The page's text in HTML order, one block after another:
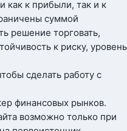
как к прибыли, так и к
суммой
решение торговать,
к риску, уровень
сделать работу с
финансовых рынков.
возможно только при